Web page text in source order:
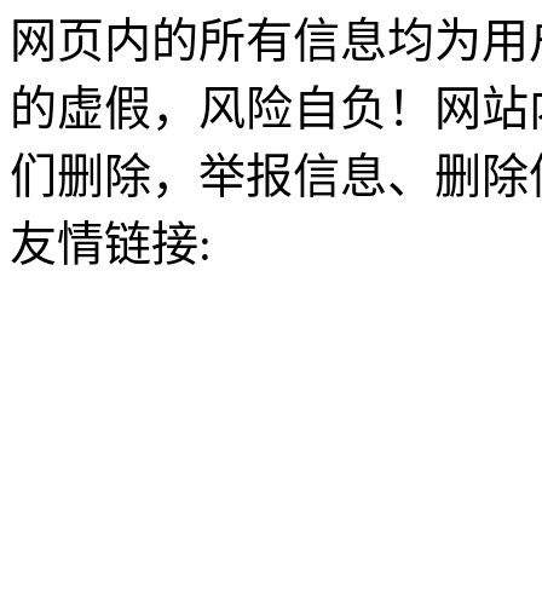
网页内的所有信息均为
的虚假，风险自负！网
们删除，举报信息、删
友情链接: